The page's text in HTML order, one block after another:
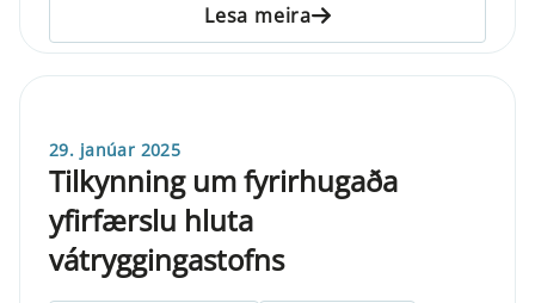
Lesa meira
29. janúar 2025
Tilkynning um fyrirhugaða
yfirfærslu hluta
vátryggingastofns